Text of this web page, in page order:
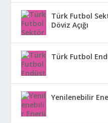
Türk Futbol
Döviz Açığı
Türk Futbol
Yenilenebilir